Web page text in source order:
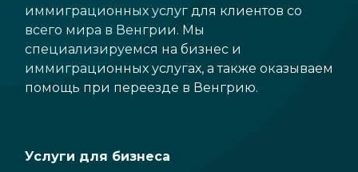
иммиграционных услуг для клиентов со
всего мира в Венгрии. Мы
специализируемся на бизнес и
иммиграционных услугах, а также оказываем
помощь при переезде в Венгрию.
Услуги для бизнеса